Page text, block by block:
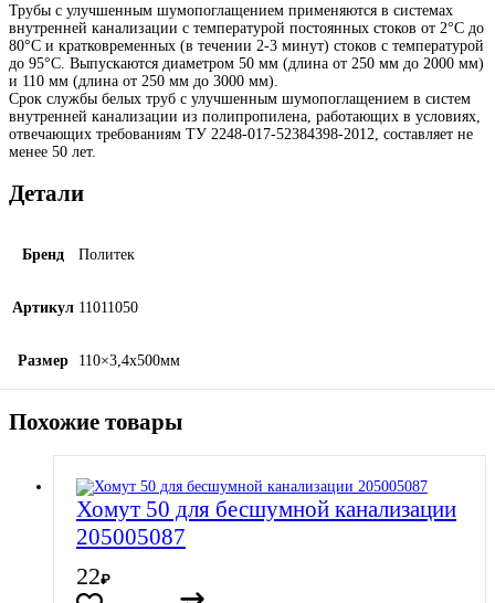
Трубы с улучшенным шумопоглащением применяются в системах
внутренней канализации с температурой постоянных стоков от 2°С до
80°С и кратковременных (в течении 2-3 минут) стоков с температурой
до 95°С. Выпускаются диаметром 50 мм (длина от 250 мм до 2000 мм)
и 110 мм (длина от 250 мм до 3000 мм).
Срок службы белых труб с улучшенным шумопоглащением в систем
внутренней канализации из полипропилена, работающих в условиях,
отвечающих требованиям ТУ 2248-017-52384398-2012, составляет не
менее 50 лет.
Детали
Бренд Политек
Артикул 11011050
Размер 110×3,4х500мм
Похожие товары
Хомут 50 для бесшумной канализации
205005087
22₽